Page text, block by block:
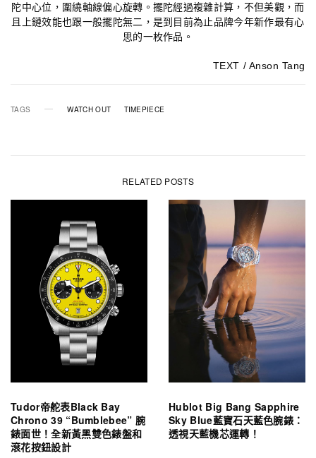
陀中心位，圍繞軸線偏心旋轉。擺陀經過複雜計算，不但美觀，而
且上鏈效能也跟一般擺陀無二，是到目前為止品牌今年新作最有心
思的一枚作品。
TEXT / Anson Tang
TAGS WATCH OUT TIMEPIECE
RELATED POSTS
Tudor帝舵表Black Bay
Chrono 39 “Bumblebee” 腕
錶面世！全新黃黑雙色錶盤和
滾花按鈕設計
Hublot Big Bang Sapphire
Sky Blue藍寶石天藍色腕錶：
透視天藍機芯運轉！